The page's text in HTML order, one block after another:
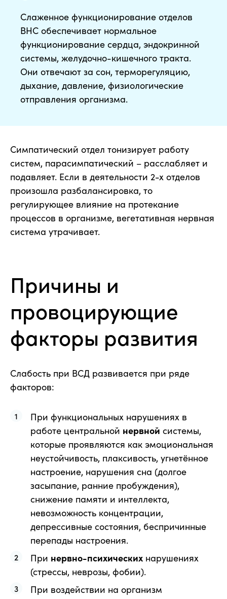
Слаженное функционирование отделов
ВНС обеспечивает нормальное
функционирование сердца, эндокринной
системы, желудочно-кишечного тракта.
Они отвечают за сон, терморегуляцию,
дыхание, давление, физиологические
отправления организма.
Симпатический отдел тонизирует работу
систем, парасимпатический – расслабляет и
подавляет. Если в деятельности 2-х отделов
произошла разбалансировка, то
регулирующее влияние на протекание
процессов в организме, вегетативная нервная
система утрачивает.
Причины и
провоцирующие
факторы развития
Слабость при ВСД развивается при ряде
факторов:
При функциональных нарушениях в
работе центральной нервной системы,
которые проявляются как эмоциональная
неустойчивость, плаксивость, угнетённое
настроение, нарушения сна (долгое
засыпание, ранние пробуждения),
снижение памяти и интеллекта,
невозможность концентрации,
депрессивные состояния, беспричинные
перепады настроения.
При нервно-психических нарушениях
(стрессы, неврозы, фобии).
При воздействии на организм